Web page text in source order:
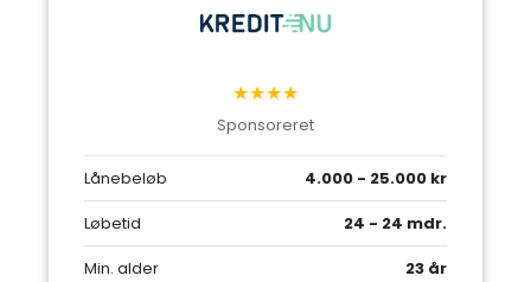
★★★★
Sponsoreret
Lånebeløb
4.000 - 25.000 kr
Løbetid
24 - 24 mdr.
Min. alder
23 år